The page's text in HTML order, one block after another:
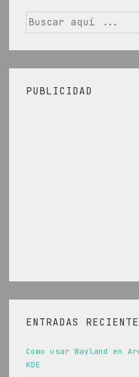
Buscar
por:
PUBLICIDAD
ENTRADAS
Como usar Wayland en
KDE